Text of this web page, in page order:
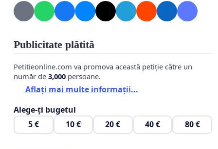
ramas!
- Riscul pentru procedura de infringement:
un-nou-infringement-din-cauza-poluarii-primaria-
capitalei-nu-a
amenzilor:
https://doc.pmb.ro/consiliu/sedinte/512/oz/11729.pdf
Publicitate plătită
Petitieonline.com va promova această petiție către un
număr de 3,000 persoane.
Aflați mai multe informații...
Alege-ți bugetul
5 €
10 € 20 € 40 € 80 €